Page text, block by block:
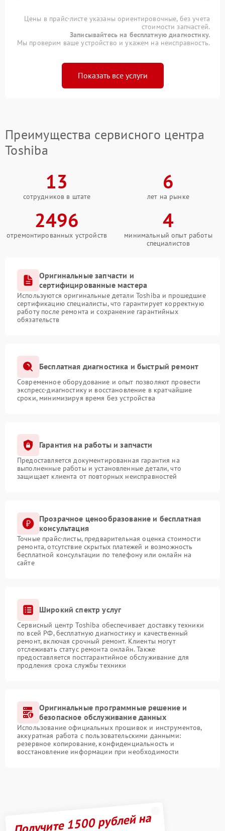
Цены в прайс-листе указаны ориентировочные, без учета
стоимости запчастей.
Записывайтесь на бесплатную диагностику.
Мы проверим ваше устройство и укажем на неисправность.
Показать все услуги
Преимущества сервисного центра
Toshiba
13
сотрудников в штате
6
лет на рынке
2496
отремонтированных устройств
4
минимальный опыт работы
специалистов
Оригинальные запчасти и
сертифицированные мастера
Используются оригинальные детали Toshiba и прошедшие
сертификацию специалисты, что гарантирует корректную
работу после ремонта и сохранение гарантийных
обязательств
Бесплатная диагностика и быстрый ремонт
Современное оборудование и опыт позволяют провести
экспресс-диагностику и восстановление в кратчайшие
сроки, минимизируя время без устройства
Гарантия на работы и запчасти
Предоставляется документированная гарантия на
выполненные работы и установленные детали, что
защищает клиента от повторных неисправностей
Прозрачное ценообразование и бесплатная
консультация
Точные прайс-листы, предварительная оценка стоимости
ремонта, отсутствие скрытых платежей и возможность
бесплатной консультации по телефону или онлайн на
сайте
Широкий спектр услуг
Сервисный центр Toshiba обеспечивает доставку техники
по всей РФ, бесплатную диагностику и качественный
ремонт, включая срочный ремонт. Клиенты могут
отслеживать статус ремонта онлайн. Также
предоставляется постгарантийное обслуживание для
продления срока службы техники
Оригинальные программные решение и
безопасное обслуживание данных
Использование официальных прошивок и инструментов,
аккуратная работа с пользовательскими данными:
резервное копирование, конфиденциальность и
восстановление информации при необходимости
Получите 1500 рублей на